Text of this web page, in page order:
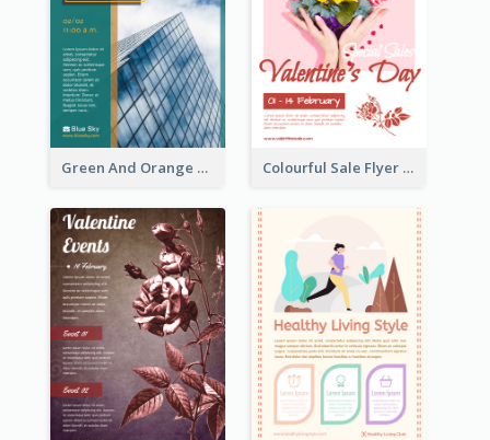
Green And Orange Flyer Of Opening Ceremony Colourful Sale Flyer Of Valentine Day With Photo